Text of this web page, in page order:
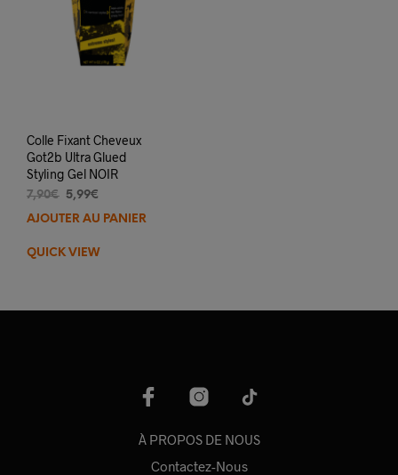
Colle Fixant Cheveux
Got2b Ultra Glued
Styling Gel NOIR
7,90€ Le
prix
était :
5,99€
prix
est :
AJOUTER AU PANIER
QUICK VIEW
À PROPOS DE NOUS
Contactez-Nous